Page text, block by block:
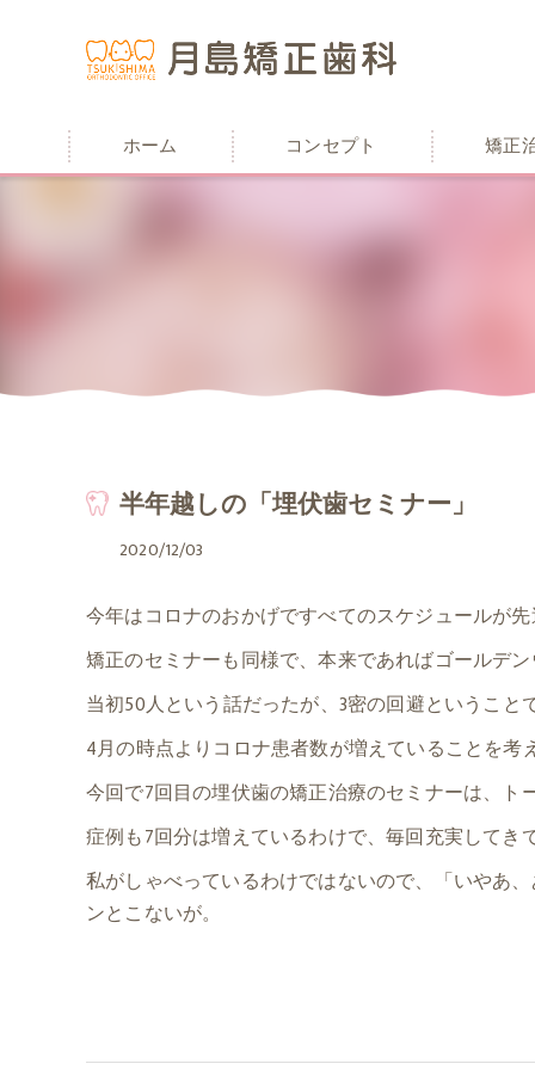
ホーム コンセプト 矯正
半年越しの「埋伏歯セミナー」
2020/12/03
今年はコロナのおかげですべてのスケジュールが先
矯正のセミナーも同様で、本来であればゴールデ
当初50人という話だったが、3密の回避ということ
4月の時点よりコロナ患者数が増えていることを考
今回で7回目の埋伏歯の矯正治療のセミナーは、ト
症例も7回分は増えているわけで、毎回充実してき
私がしゃべっているわけではないので、「いやあ
ンとこないが。